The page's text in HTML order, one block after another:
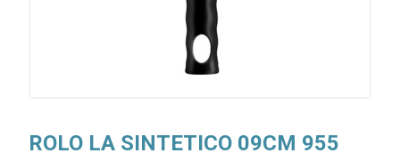
ROLO LA SINTETICO 09CM 955